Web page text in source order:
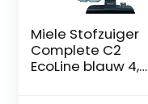
Miele Stofzuiger
Complete C2
EcoLine blauw 4,5